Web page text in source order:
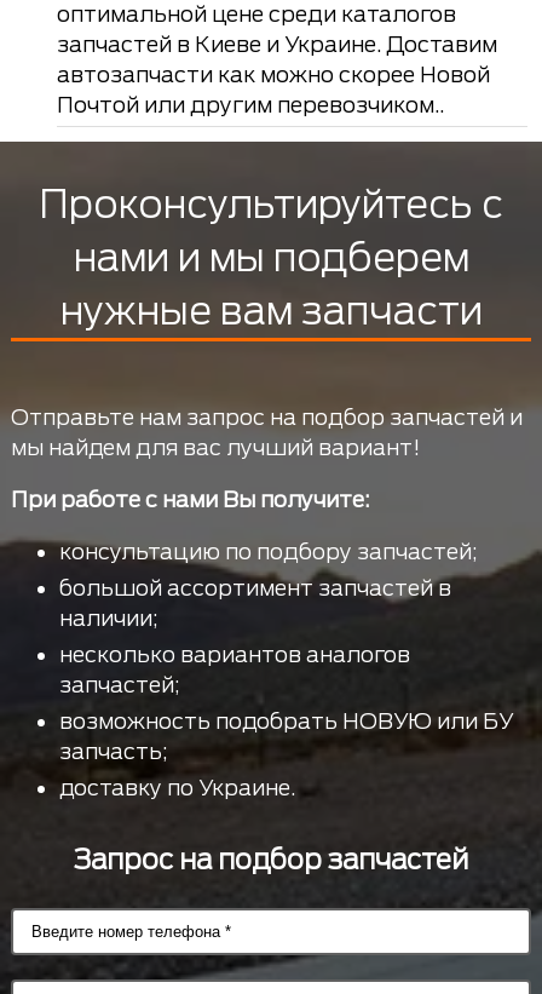
оптимальной цене среди каталогов
запчастей в Киеве и Украине. Доставим
автозапчасти как можно скорее Новой
Почтой или другим перевозчиком..
Проконсультируйтесь с
нами и мы подберем
нужные вам запчасти
Отправьте нам запрос на подбор запчастей и
мы найдем для вас лучший вариант!
При работе с нами Вы получите:
консультацию по подбору запчастей;
большой ассортимент запчастей в
наличии;
несколько вариантов аналогов
запчастей;
возможность подобрать НОВУЮ или БУ
запчасть;
доставку по Украине.
Запрос на подбор запчастей